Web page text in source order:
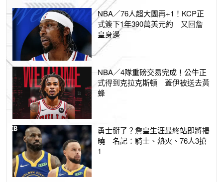
NBA／76人超大團再+1！KCP正
式簽下1年390萬美元約 又回詹
皇身邊
NBA／4隊重磅交易完成！公牛正
式得到克拉克斯頓 蓋伊被送去黃
蜂
勇士掰了？詹皇生涯最終站即將揭
曉 名記：騎士、熱火、76人3搶
1